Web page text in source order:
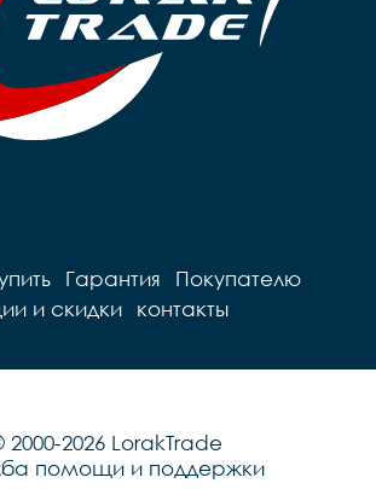
Гарантия
Покупателю
и скидки контакты
2000-2026 LorakTrade
помощи и поддержки